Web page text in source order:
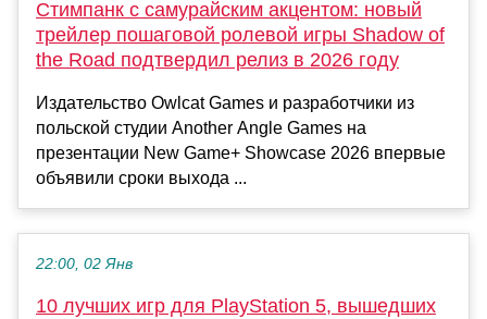
Стимпанк с самурайским акцентом: новый
трейлер пошаговой ролевой игры Shadow of
the Road подтвердил релиз в 2026 году
Издательство Owlcat Games и разработчики из
польской студии Another Angle Games на
презентации New Game+ Showcase 2026 впервые
объявили сроки выхода ...
22:00, 02 Янв
10 лучших игр для PlayStation 5, вышедших